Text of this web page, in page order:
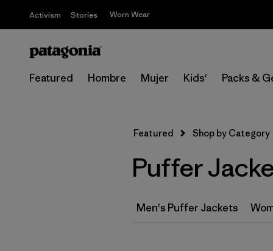
Activism Stories Worn Wear
Featured Hombre Mujer Kids' Packs &
Featured Shop by Category
Puffer
Men's Puffer Jackets